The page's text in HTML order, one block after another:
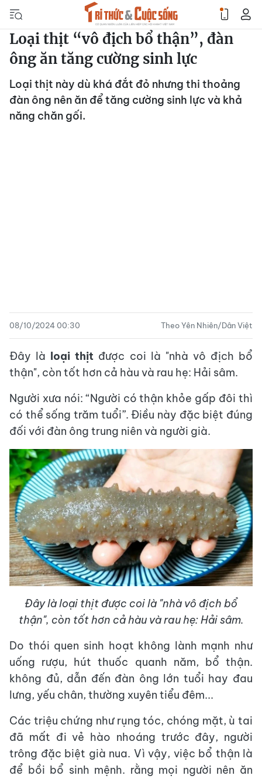
Loại thịt “vô địch bổ thận”, đàn
ông ăn tăng cường sinh lực
Loại thịt này dù khá đắt đỏ nhưng thi thoảng
đàn ông nên ăn để tăng cường sinh lực và khả
năng chăn gối.
08/10/2024 00:30 Theo Yên Nhiên/Dân Việt
Đây là loại thịt được coi là "nhà vô địch bổ
thận", còn tốt hơn cả hàu và rau hẹ: Hải sâm.
Người xưa nói: “Người có thận khỏe gấp đôi thì
có thể sống trăm tuổi”. Điều này đặc biệt đúng
đối với đàn ông trung niên và người già.
Đây là loại thịt được coi là "nhà vô địch bổ
thận", còn tốt hơn cả hàu và rau hẹ: Hải sâm.
Do thói quen sinh hoạt không lành mạnh như
uống rượu, hút thuốc quanh năm, bổ thận.
không đủ, dẫn đến đàn ông lớn tuổi hay đau
lưng, yếu chân, thường xuyên tiểu đêm...
Các triệu chứng như rụng tóc, chóng mặt, ù tai
đã mất đi vẻ hào nhoáng trước đây, người
trông đặc biệt già nua. Vì vậy, việc bổ thận là
để bồi bổ sinh mệnh. rằng mọi người nên ăn